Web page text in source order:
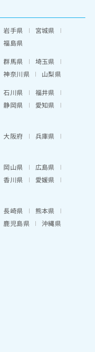
岩手県
宮城県
福島県
群馬県
埼玉県
神奈川県
山梨県
石川県
福井県
静岡県
愛知県
大阪府
兵庫県
岡山県
広島県
香川県
愛媛県
長崎県
熊本県
鹿児島県 沖縄県